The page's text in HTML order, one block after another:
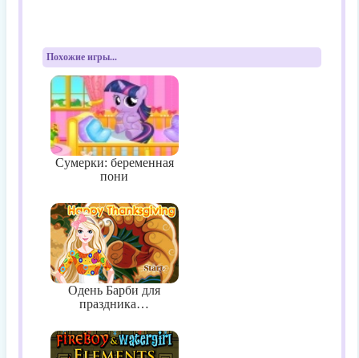
Похожие игры...
Сумерки: беременная
пони
Одень Барби для
праздника…